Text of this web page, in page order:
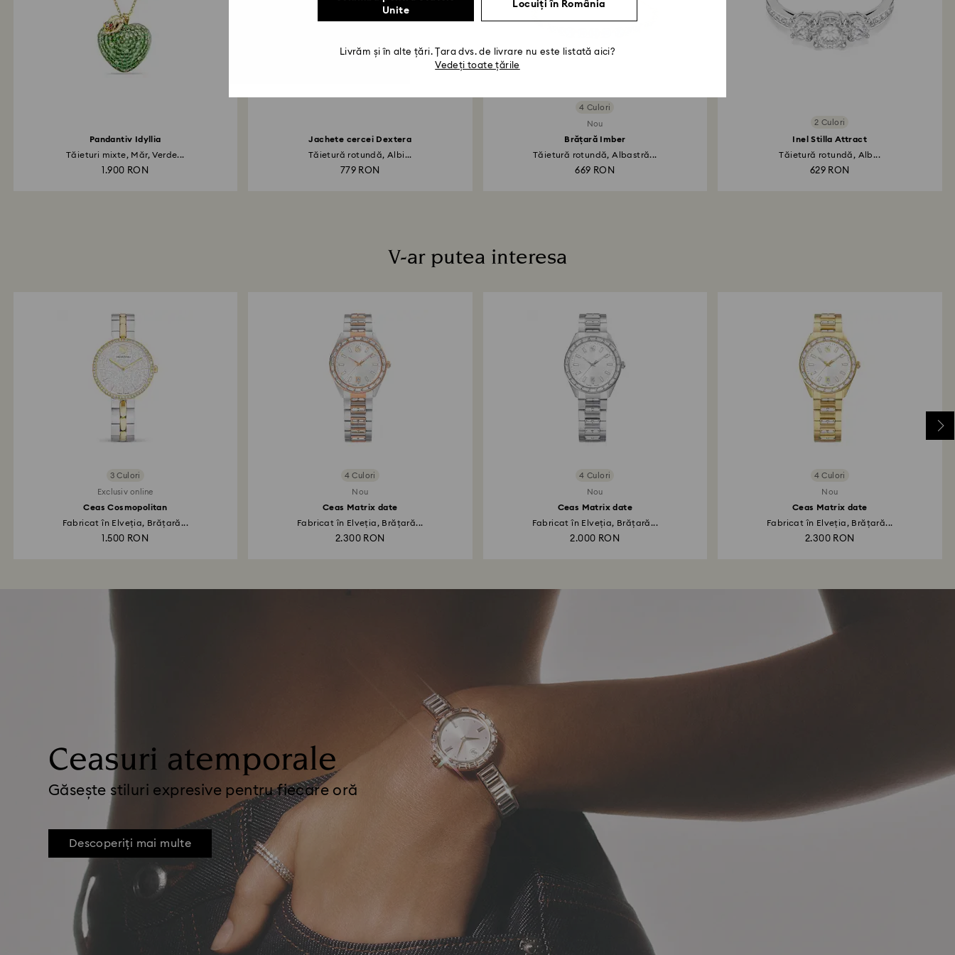
Pandantiv Idyllia
Tăieturi mixte, Măr, Verde...
1.900 RON
Jachete cercei Dextera
Tăietură rotundă, Albi...
779 RON
4 Culori
Nou
Brățară Imber
Tăietură rotundă, Albastră...
669 RON
2 Culori
Inel Stilla Attract
Tăietură rotundă, Alb...
629 RON
V-ar putea interesa
3 Culori
Exclusiv online
Ceas Cosmopolitan
Fabricat în Elveția, Brățară...
1.500 RON
4 Culori
Nou
Ceas Matrix date
Fabricat în Elveția, Brățară...
2.300 RON
4 Culori
Nou
Ceas Matrix date
Fabricat în Elveția, Brățară...
2.000 RON
4 Culori
Nou
Ceas Matrix date
Fabricat în Elveția, Brățară...
2.300 RON
Ceasuri atemporale
Găsește stiluri expresive pentru fiecare oră
Descoperiți mai multe
Unite
Locuiți în România
Livrăm și în alte țări. Țara dvs. de livrare nu este listată aici?
Vedeți toate țările